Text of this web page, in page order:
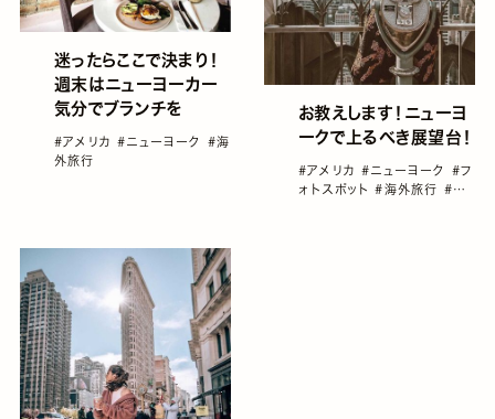
迷ったらここで決まり！
週末はニューヨーカー
気分でブランチを
#アメリカ#ニューヨーク #海
外旅行
お教えします！ニューヨ
ークで上るべき展望台！
#アメリカ#ニューヨーク #フ
ォトスポット#海外旅行 #高